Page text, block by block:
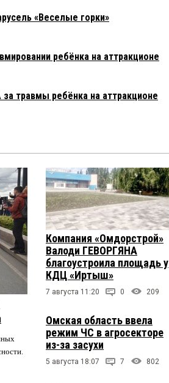
«Веселые горки»
ребёнка на аттракционе
травмы ребёнка на аттракционе
Компания «Омдорстрой»
Валоди ГЕВОРГЯНА
благоустроила площадь у
КДЦ «Иртыш»
7 августа 11:20 0 209
Омская область ввела
режим ЧС в агросекторе
из-за засухи
5 августа 18:07 7 802